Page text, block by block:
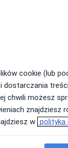
cookie (lub
dostarczania
chwili możesz
znajdziesz
w polityka